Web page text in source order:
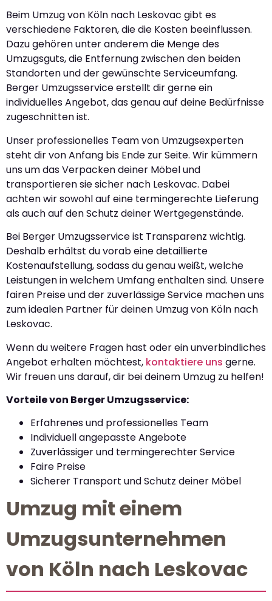
Beim Umzug von Köln nach Leskovac gibt es
verschiedene Faktoren, die die Kosten beeinflussen.
Dazu gehören unter anderem die Menge des
Umzugsguts, die Entfernung zwischen den beiden
Standorten und der gewünschte Serviceumfang.
Berger Umzugsservice erstellt dir gerne ein
individuelles Angebot, das genau auf deine Bedürfnisse
zugeschnitten ist.
Unser professionelles Team von Umzugsexperten
steht dir von Anfang bis Ende zur Seite. Wir kümmern
uns um das Verpacken deiner Möbel und
transportieren sie sicher nach Leskovac. Dabei
achten wir sowohl auf eine termingerechte Lieferung
als auch auf den Schutz deiner Wertgegenstände.
Bei Berger Umzugsservice ist Transparenz wichtig.
Deshalb erhältst du vorab eine detaillierte
Kostenaufstellung, sodass du genau weißt, welche
Leistungen in welchem Umfang enthalten sind. Unsere
fairen Preise und der zuverlässige Service machen uns
zum idealen Partner für deinen Umzug von Köln nach
Leskovac.
Wenn du weitere Fragen hast oder ein unverbindliches
Angebot erhalten möchtest, kontaktiere uns gerne.
Wir freuen uns darauf, dir bei deinem Umzug zu helfen!
Vorteile von Berger Umzugsservice:
Erfahrenes und professionelles Team
Individuell angepasste Angebote
Zuverlässiger und termingerechter Service
Faire Preise
Sicherer Transport und Schutz deiner Möbel
Umzug mit einem
Umzugsunternehmen
von Köln nach Leskovac